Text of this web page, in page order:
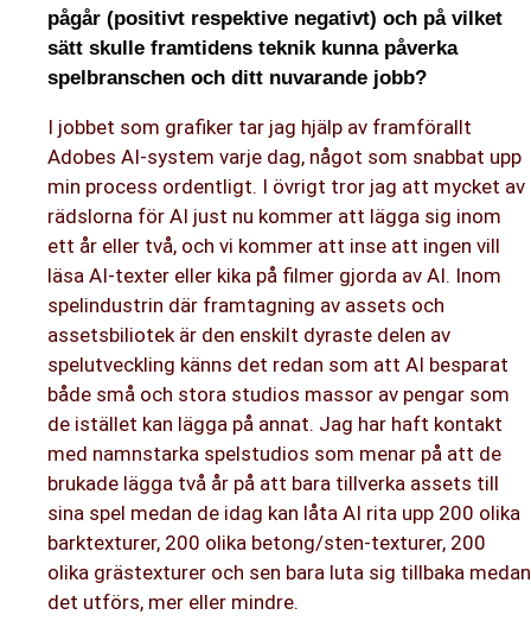
pågår (positivt respektive negativt) och på vilket
sätt skulle framtidens teknik kunna påverka
spelbranschen och ditt nuvarande jobb?
I jobbet som grafiker tar jag hjälp av framförallt
Adobes AI-system varje dag, något som snabbat upp
min process ordentligt. I övrigt tror jag att mycket av
rädslorna för AI just nu kommer att lägga sig inom
ett år eller två, och vi kommer att inse att ingen vill
läsa AI-texter eller kika på filmer gjorda av AI. Inom
spelindustrin där framtagning av assets och
assetsbiliotek är den enskilt dyraste delen av
spelutveckling känns det redan som att AI besparat
både små och stora studios massor av pengar som
de istället kan lägga på annat. Jag har haft kontakt
med namnstarka spelstudios som menar på att de
brukade lägga två år på att bara tillverka assets till
sina spel medan de idag kan låta AI rita upp 200 olika
barktexturer, 200 olika betong/sten-texturer, 200
olika grästexturer och sen bara luta sig tillbaka medan
det utförs, mer eller mindre.